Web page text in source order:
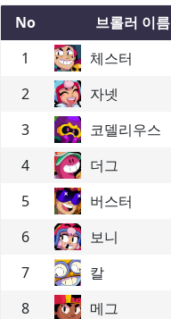
No 브롤러 이름
1
체스터
2
자넷
3
코델리우스
4
더그
5
버스터
6
보니
7
칼
8
메그